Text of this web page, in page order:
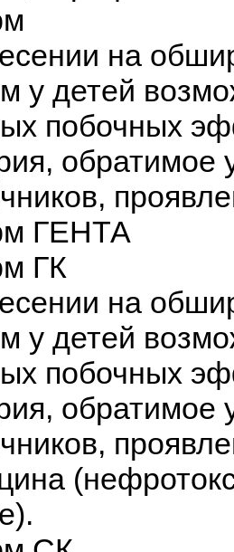
на
у детей
побочных
обратимое
ГЕНТА
ГК
на
у детей
побочных
обратимое